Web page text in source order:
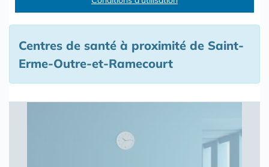
Centres de santé à proximité de Saint-
Erme-Outre-et-Ramecourt